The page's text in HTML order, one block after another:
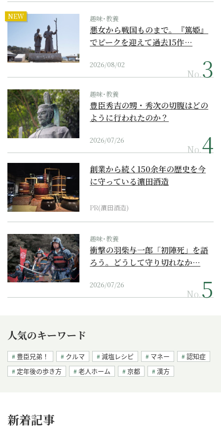
NEW 趣味･教養
悪女から戦国ものまで。『篤姫』
でピークを迎えて過去15作…
2026/08/02
No.
趣味･教養
豊臣秀吉の甥・秀次の切腹はどの
ように行われたのか？
2026/07/26
No.
創業から続く150余年の歴史を今
に守っている濵田酒造
PR(濵田酒造)
趣味･教養
衝撃の羽柴与一郎「初陣死」を語
ろう。どうして守り切れなか…
2026/07/26
No.
人気のキーワード
豊臣兄弟！ クルマ 減塩レシピ マネー
認知症
定年後の歩き方
老人ホーム 京都 漢方
新着記事